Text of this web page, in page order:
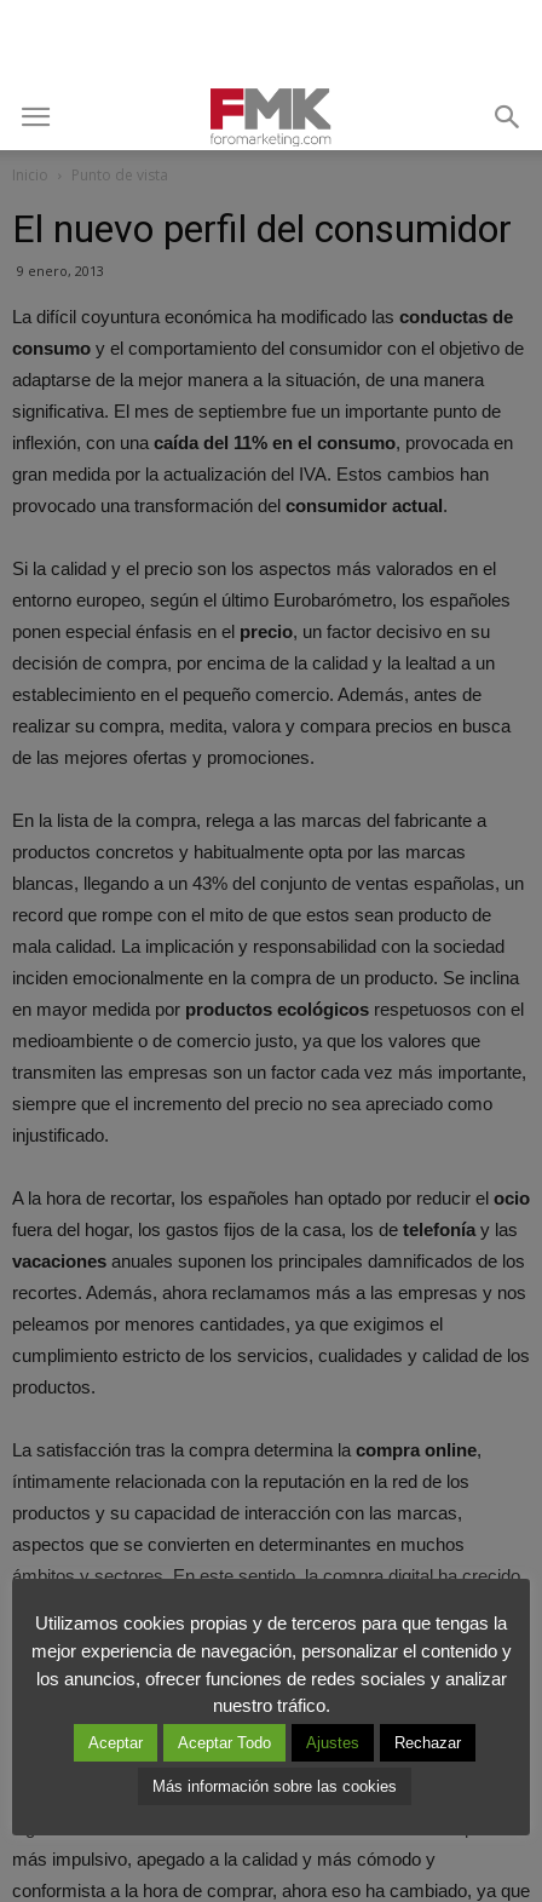
Inicio Punto de vista
El nuevo perfil del consumidor
9 enero, 2013
La difícil coyuntura económica ha modificado las conductas de
consumo y el comportamiento del consumidor con el objetivo de
adaptarse de la mejor manera a la situación, de una manera
significativa. El mes de septiembre fue un importante punto de
inflexión, con una caída del 11% en el consumo, provocada en
gran medida por la actualización del IVA. Estos cambios han
provocado una transformación del consumidor actual.
Si la calidad y el precio son los aspectos más valorados en el
entorno europeo, según el último Eurobarómetro, los españoles
ponen especial énfasis en el precio, un factor decisivo en su
decisión de compra, por encima de la calidad y la lealtad a un
establecimiento en el pequeño comercio. Además, antes de
realizar su compra, medita, valora y compara precios en busca
de las mejores ofertas y promociones.
En la lista de la compra, relega a las marcas del fabricante a
productos concretos y habitualmente opta por las marcas
blancas, llegando a un 43% del conjunto de ventas españolas, un
record que rompe con el mito de que estos sean producto de
mala calidad. La implicación y responsabilidad con la sociedad
inciden emocionalmente en la compra de un producto. Se inclina
en mayor medida por productos ecológicos respetuosos con el
medioambiente o de comercio justo, ya que los valores que
transmiten las empresas son un factor cada vez más importante,
siempre que el incremento del precio no sea apreciado como
injustificado.
A la hora de recortar, los españoles han optado por reducir el ocio
fuera del hogar, los gastos fijos de la casa, los de telefonía y las
vacaciones anuales suponen los principales damnificados de los
recortes. Además, ahora reclamamos más a las empresas y nos
peleamos por menores cantidades, ya que exigimos el
cumplimiento estricto de los servicios, cualidades y calidad de los
productos.
La satisfacción tras la compra determina la compra online,
íntimamente relacionada con la reputación en la red de los
productos y su capacidad de interacción con las marcas,
aspectos que se convierten en determinantes en muchos
ámbitos y sectores. En este sentido, la compra digital ha crecido
aumento de las compras a través de este nuevo canal que puede
terminar de irrumpir durante este año.
En definitiva, nos encontramos con un consumidor más
reflexivo, más reacio a consumir y que guía su gasto por el
precio, una evolución acelerada por la crisis y los menores
más impulsivo, apegado a la calidad y más cómodo y
conformista a la hora de comprar, ahora eso ha cambiado, ya que
Utilizamos cookies propias y de terceros para que tengas la
mejor experiencia de navegación, personalizar el contenido y
los anuncios, ofrecer funciones de redes sociales y analizar
nuestro tráfico.
Aceptar Aceptar Todo Ajustes Rechazar
Más información sobre las cookies